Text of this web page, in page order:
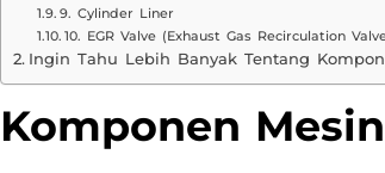
9. Cylinder Liner
10. EGR Valve (Exhaust Gas Recirculation
Ingin Tahu Lebih Banyak Tentang
Komponen